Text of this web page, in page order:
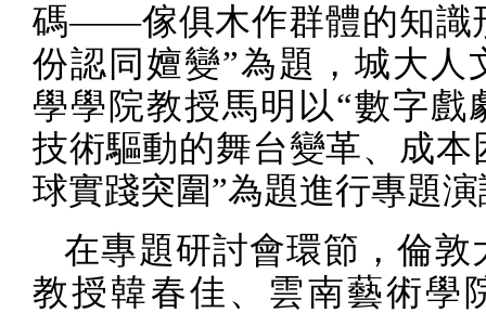
碼——傢俱木作群體的知識
份認同嬗變”為題，城大人
學學院教授馬明以“數字戲
技術驅動的舞台變革、成本
球實踐突圍”為題進行專題
在專題研討會環節，倫敦
教授韓春佳、雲南藝術學